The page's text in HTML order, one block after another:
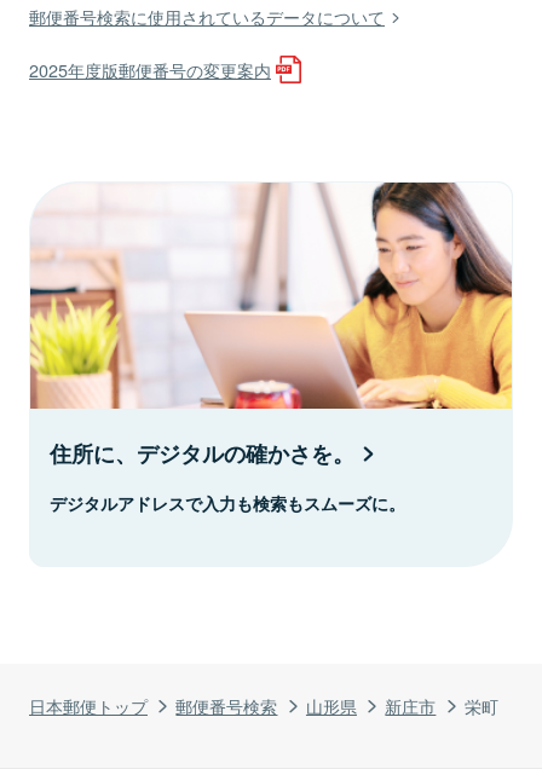
日本郵便トップ 郵便番号検索 山形県 新庄市 栄町
郵便番号検索に使用されているデータについて
2025年度版郵便番号の変更案内
住所に、デジタルの確かさを。
デジタルアドレスで入力も検索もスムーズに。